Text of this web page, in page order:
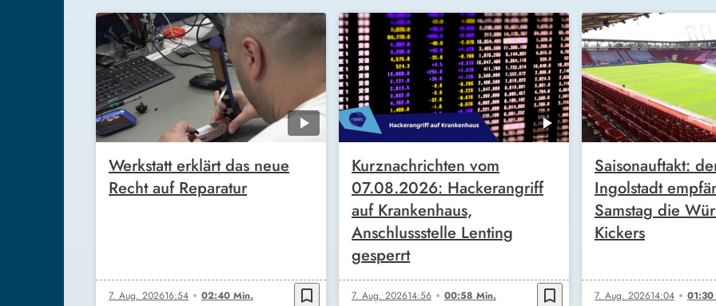
Werkstatt erklärt das neue
Recht auf Reparatur
7. Aug. 202616:54 02:40 Min. bookmark_border
Kurznachrichten vom
07.08.2026: Hackerangriff
auf Krankenhaus,
Anschlussstelle Lenting
gesperrt
7. Aug. 202614:56 00:58 Min. bookmark_border
Saisonauftakt:
Ingolstadt
Samstag die
Kickers
7. Aug. 202614:04 01:30